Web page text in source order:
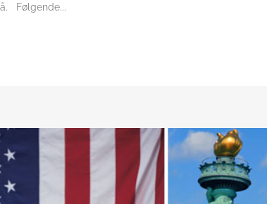
Følgende...